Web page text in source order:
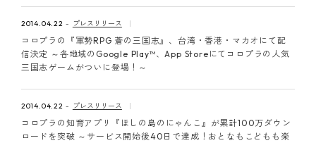
2014.04.22 プレスリリース
コロプラの『軍勢RPG 蒼の三国志』、台湾・香港・マカオにて配
信決定 ～各地域のGoogle Play™、App Storeにてコロプラの人気
三国志ゲームがついに登場！～
2014.04.22 プレスリリース
コロプラの知育アプリ『ほしの島のにゃんこ』が累計100万ダウン
ロードを突破 ～サービス開始後40日で達成！おとなもこどもも楽